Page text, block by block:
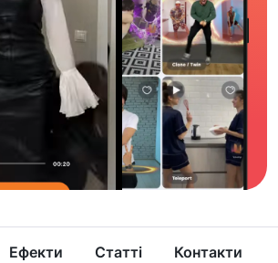
Ефекти Статті
Контакти